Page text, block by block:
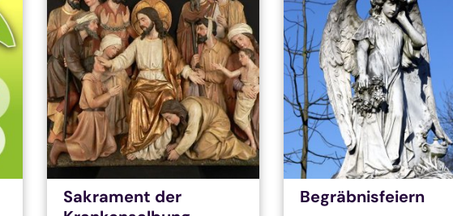
Sakrament der
Begräbnisfeiern